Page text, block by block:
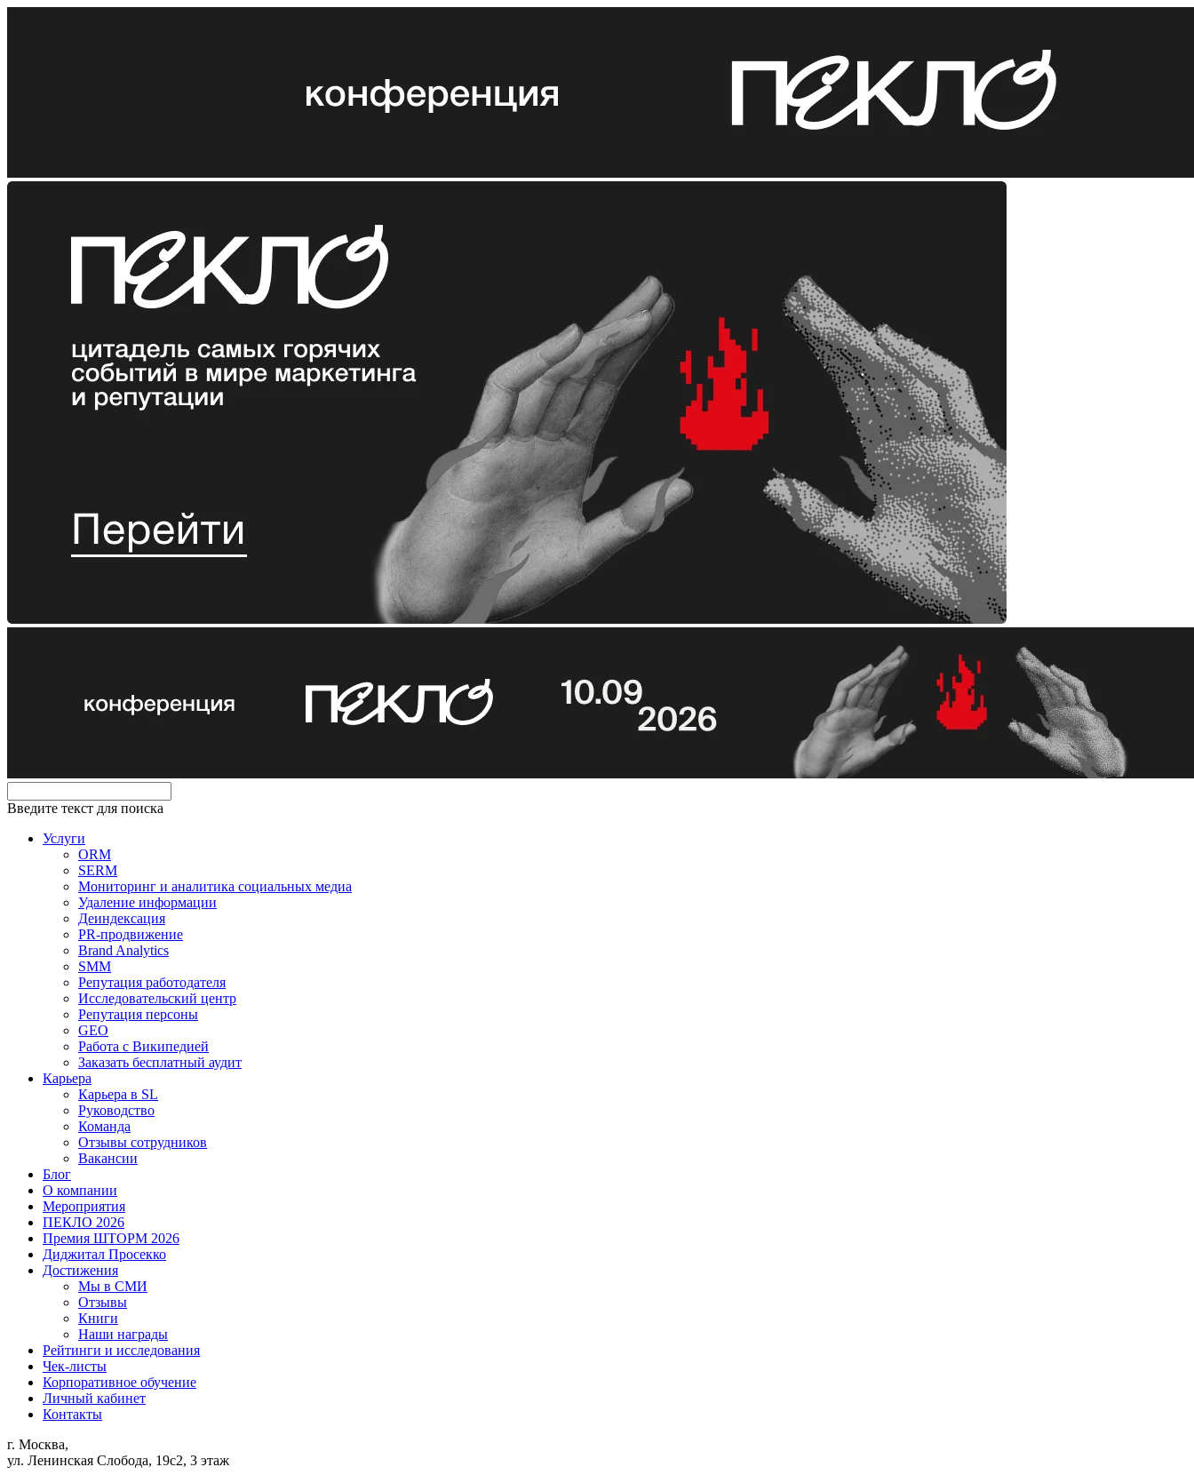
Введите текст для поиска
Услуги
ORM
SERM
Мониторинг и аналитика социальных медиа
Удаление информации
Деиндексация
PR-продвижение
Brand Analytics
SMM
Репутация работодателя
Исследовательский центр
Репутация персоны
GEO
Работа с Википедией
Заказать бесплатный аудит
Карьера
Карьера в SL
Руководство
Команда
Отзывы сотрудников
Вакансии
Блог
О компании
Мероприятия
ПЕКЛО 2026
Премия ШТОРМ 2026
Диджитал Просекко
Достижения
Мы в СМИ
Отзывы
Книги
Наши награды
Рейтинги и исследования
Чек-листы
Корпоративное обучение
Личный кабинет
Контакты
г. Москва,
ул. Ленинская Слобода, 19с2, 3 этаж